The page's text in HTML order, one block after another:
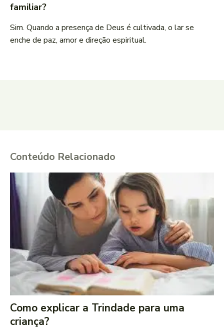
familiar?
Sim. Quando a presença de Deus é cultivada, o lar se
enche de paz, amor e direção espiritual.
Conteúdo Relacionado
Como explicar a Trindade para uma
criança?